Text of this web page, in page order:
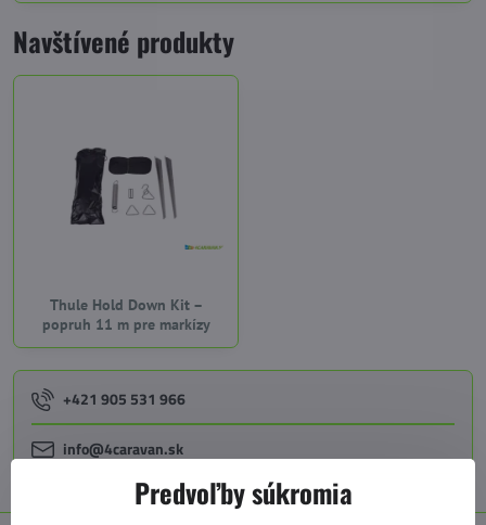
Navštívené produkty
Thule Hold Down Kit –
popruh 11 m pre markízy
+421 905 531 966
info@4caravan.sk
Predvoľby súkromia